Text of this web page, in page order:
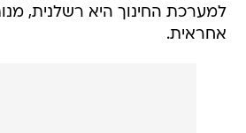
למערכת החינוך היא רשלנית,
אחראית.